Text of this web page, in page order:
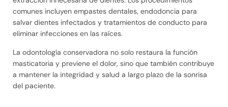
comunes incluyen empastes dentales, endodoncia para
salvar dientes infectados y tratamientos de conducto para
eliminar infecciones en las raíces.
La odontología conservadora no solo restaura la función
masticatoria y previene el dolor, sino que también contribuye
a mantener la integridad y salud a largo plazo de la sonrisa
del paciente.